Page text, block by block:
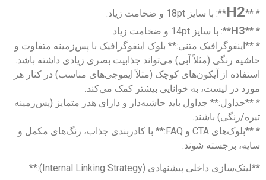
* **
H2**: با سایز 18pt و ضخامت زیاد.
* **
H3**: با سایز 14pt و ضخامت زیاد.
* **اینفوگرافیک متنی:** بلوک اینفوگرافیک با پس‌زمینه متفاوت و
حاشیه رنگی (مثلاً آبی) می‌تواند جذابیت بصری زیادی داشته باشد.
استفاده از آیکون‌های کوچک (مثلاً ایموجی‌های مناسب) در کنار هر
مورد در لیست، به خوانایی بیشتر کمک می‌کند.
* **جداول:** جداول باید حاشیه‌دار و دارای هدر متمایز (پس‌زمینه
تیره/رنگی) باشند.
* **بلوک‌های CTA و FAQ:** با کادربندی جذاب، رنگ‌های مکمل و
سایه، برجسته شوند.
**لینک‌سازی داخلی پیشنهادی (Internal Linking Strategy):**